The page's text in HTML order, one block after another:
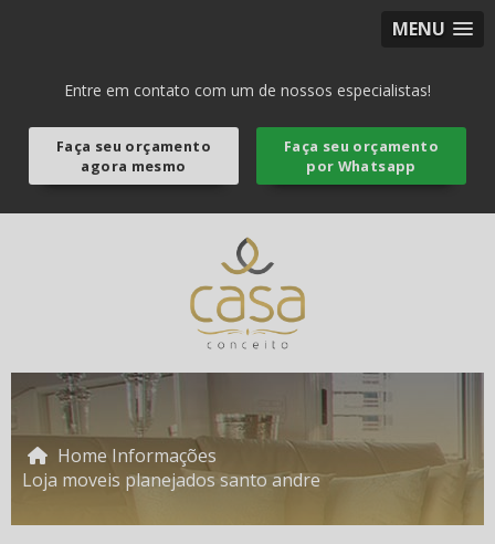
MENU
Entre em contato com um de nossos especialistas!
Faça seu orçamento
agora mesmo
Faça seu orçamento
por Whatsapp
Home Informações
Loja moveis planejados santo andre